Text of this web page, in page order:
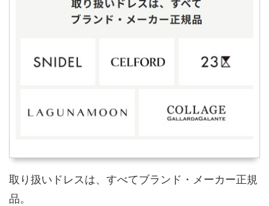
取り扱いドレスは、すべてブランド・メーカー正規
品。